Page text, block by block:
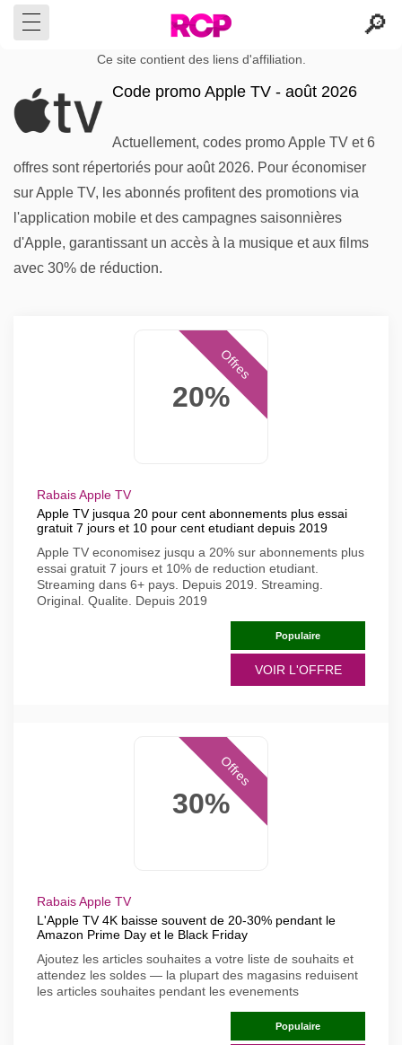
Ce site contient des liens d'affiliation.
Code promo Apple TV - août 2026
Actuellement, codes promo Apple TV et 6
offres sont répertoriés pour août 2026. Pour économiser
sur Apple TV, les abonnés profitent des promotions via
l'application mobile et des campagnes saisonnières
d'Apple, garantissant un accès à la musique et aux films
avec 30% de réduction.
20%
Offres
Rabais Apple TV
Apple TV jusqua 20 pour cent abonnements plus essai
gratuit 7 jours et 10 pour cent etudiant depuis 2019
Apple TV economisez jusqu a 20% sur abonnements plus
essai gratuit 7 jours et 10% de reduction etudiant.
Streaming dans 6+ pays. Depuis 2019. Streaming.
Original. Qualite. Depuis 2019
Populaire
VOIR L'OFFRE
30%
Offres
Rabais Apple TV
L'Apple TV 4K baisse souvent de 20-30% pendant le
Amazon Prime Day et le Black Friday
Ajoutez les articles souhaites a votre liste de souhaits et
attendez les soldes — la plupart des magasins reduisent
les articles souhaites pendant les evenements
Populaire